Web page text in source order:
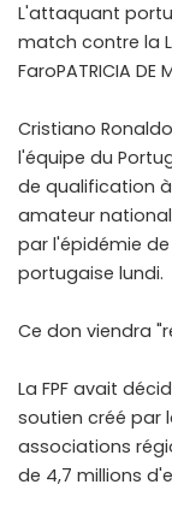
L'attaquant
match contre la
FaroPATRICIA DE
Cristiano
l'équipe du
de qualification
amateur
par l'épidémie
portugaise lundi.
Ce don viendra
La FPF avait
soutien créé par
associations
de 4,7 millions